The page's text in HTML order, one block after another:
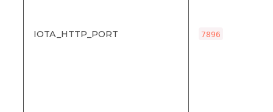
IOTA_HTTP_PORT 7896